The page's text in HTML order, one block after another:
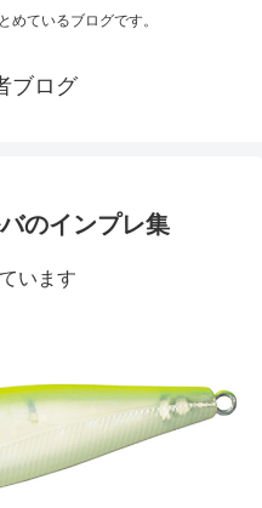
めているブログです。
ブログ
のインプレ集
います